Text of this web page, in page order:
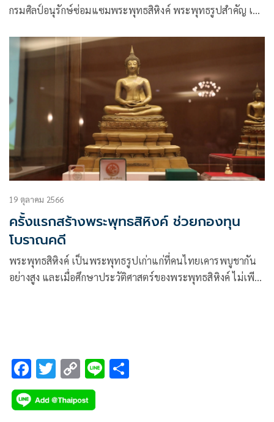
กรมศิลป์อนุรักษ์ซ่อมแซมพระพุทธสิหิงค์ พระพุทธรูปสำคัญ เ…
19 ตุลาคม 2566
ครั้งแรกสร้างพระพุทธสิหิงค์ ช่วยกองทุน
โบราณคดี
พระพุทธสิหิงค์ เป็นพระพุทธรูปเก่าแก่ที่คนไทยเคารพบูชากัน
อย่างสูง และเมื่อศึกษาประวัติศาสตร์ของพระพุทธสิหิงค์ ไม่เพียง
F
ac
e
T
wi
tt
C
o
p
Li